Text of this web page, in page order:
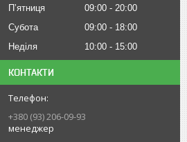
Пʼятниця
09:00
20:00
Субота
09:00
18:00
Неділя
10:00 15:00
КОНТАКТИ
+380 (93) 206-09-93
менеджер